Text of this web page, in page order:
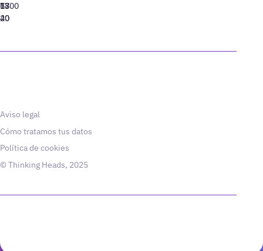
77
40
13
20
6800
Aviso legal
Cómo tratamos tus datos
Política de cookies
© Thinking Heads, 2025